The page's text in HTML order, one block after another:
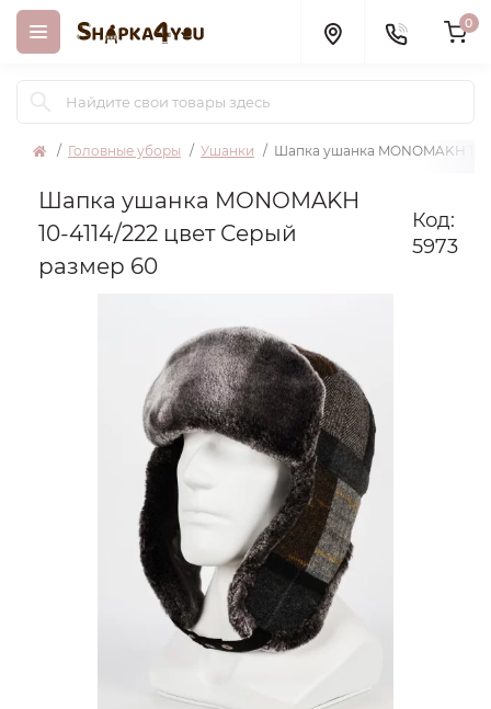
0
Головные уборы Ушанки Шапка ушанка MONOMAKH 10-
Шапка ушанка MONOMAKH
10-4114/222 цвет Серый
размер 60
Код:
5973